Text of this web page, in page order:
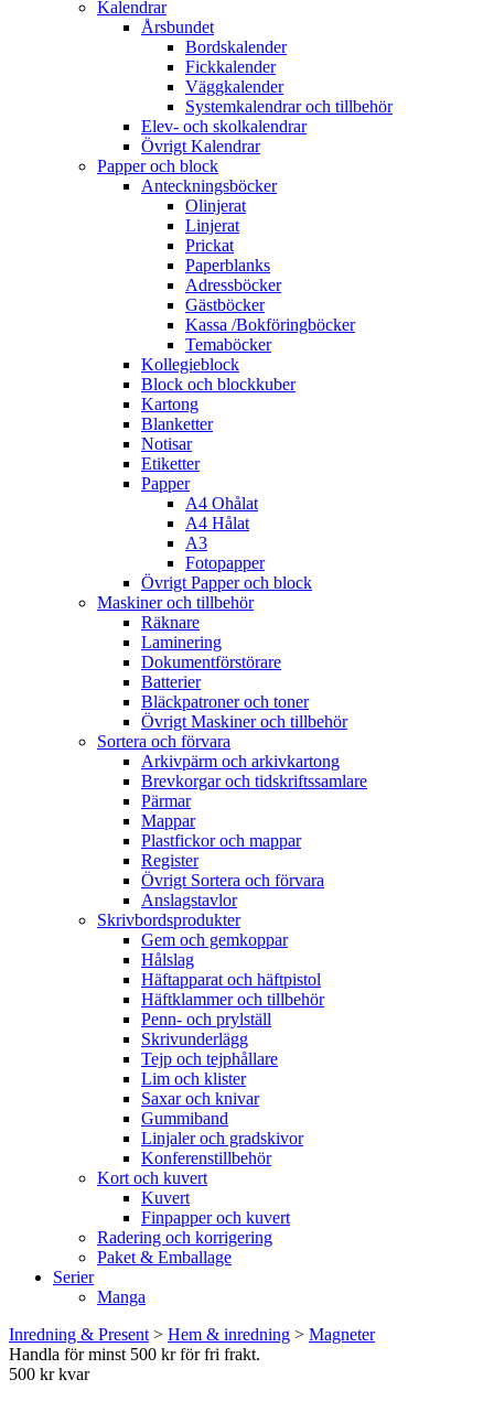
Kalendrar
Årsbundet
Bordskalender
Fickkalender
Väggkalender
Systemkalendrar och tillbehör
Elev- och skolkalendrar
Övrigt Kalendrar
Papper och block
Anteckningsböcker
Olinjerat
Linjerat
Prickat
Paperblanks
Adressböcker
Gästböcker
Kassa /Bokföringböcker
Temaböcker
Kollegieblock
Block och blockkuber
Kartong
Blanketter
Notisar
Etiketter
Papper
A4 Ohålat
A4 Hålat
A3
Fotopapper
Övrigt Papper och block
Maskiner och tillbehör
Räknare
Laminering
Dokumentförstörare
Batterier
Bläckpatroner och toner
Övrigt Maskiner och tillbehör
Sortera och förvara
Arkivpärm och arkivkartong
Brevkorgar och tidskriftssamlare
Pärmar
Mappar
Plastfickor och mappar
Register
Övrigt Sortera och förvara
Anslagstavlor
Skrivbordsprodukter
Gem och gemkoppar
Hålslag
Häftapparat och häftpistol
Häftklammer och tillbehör
Penn- och prylställ
Skrivunderlägg
Tejp och tejphållare
Lim och klister
Saxar och knivar
Gummiband
Linjaler och gradskivor
Konferenstillbehör
Kort och kuvert
Kuvert
Finpapper och kuvert
Radering och korrigering
Paket & Emballage
Serier
Manga
Inredning & Present > Hem & inredning > Magneter
Handla för minst 500 kr för fri frakt.
500 kr kvar